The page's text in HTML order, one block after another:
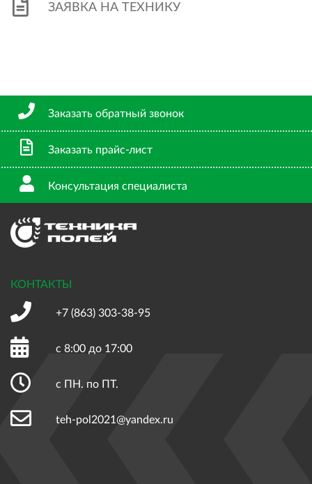
ЗАЯВКА НА ТЕХНИКУ
Заказать обратный звонок
Заказать прайс-лист
Консультация специалиста
КОНТАКТЫ
+7 (863) 303-38-95
с 8:00 до 17:00
с ПН. по ПТ.
teh-pol2021@yandex.ru